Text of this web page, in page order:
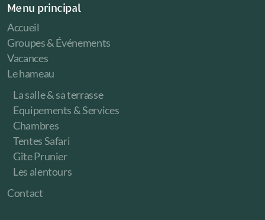
Menu principal
Accueil
Groupes & Événements
Vacances
Le hameau
La salle & sa terrasse
Equipements & Services
Chambres
Tentes Safari
Gîte Prunier
Les alentours
Contact